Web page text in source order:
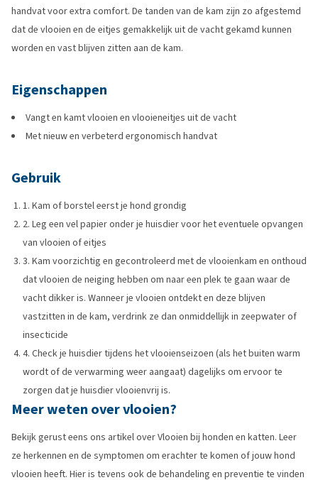
handvat voor extra comfort. De tanden van de kam zijn zo afgestemd
dat de vlooien en de eitjes gemakkelijk uit de vacht gekamd kunnen
worden en vast blijven zitten aan de kam.
Eigenschappen
Vangt en kamt vlooien en vlooieneitjes uit de vacht
Met nieuw en verbeterd ergonomisch handvat
Gebruik
1. Kam of borstel eerst je hond grondig
2. Leg een vel papier onder je huisdier voor het eventuele opvangen
van vlooien of eitjes
3. Kam voorzichtig en gecontroleerd met de vlooienkam en onthoud
dat vlooien de neiging hebben om naar een plek te gaan waar de
vacht dikker is. Wanneer je vlooien ontdekt en deze blijven
vastzitten in de kam, verdrink ze dan onmiddellijk in zeepwater of
insecticide
4. Check je huisdier tijdens het vlooienseizoen (als het buiten warm
wordt of de verwarming weer aangaat) dagelijks om ervoor te
zorgen dat je huisdier vlooienvrij is.
Meer weten over vlooien?
Bekijk gerust eens ons artikel over Vlooien bij honden en katten. Leer
ze herkennen en de symptomen om erachter te komen of jouw hond
vlooien heeft. Hier is tevens ook de behandeling en preventie te vinden